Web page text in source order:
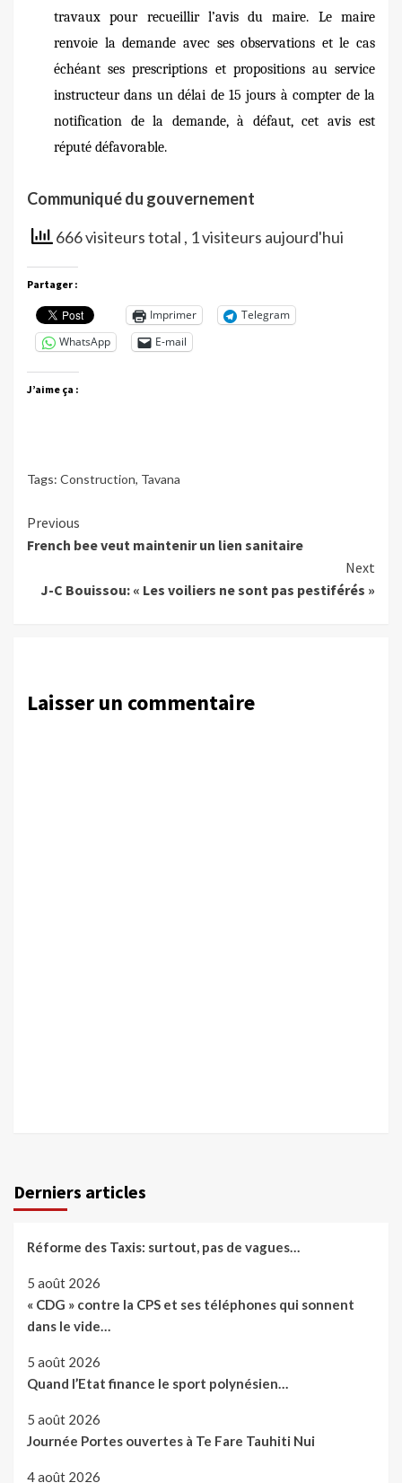
travaux pour recueillir l’avis du maire. Le maire
renvoie la demande avec ses observations et le cas
échéant ses prescriptions et propositions au service
instructeur dans un délai de 15 jours à compter de la
notification de la demande, à défaut, cet avis est
réputé défavorable.
Communiqué du gouvernement
666 visiteurs total , 1 visiteurs aujourd'hui
Partager :
Imprimer
Telegram
WhatsApp
E-mail
J’aime ça :
Tags: Construction, Tavana
Continue
Reading
Previous
French bee veut maintenir un lien sanitaire
Next
J-C Bouissou: « Les voiliers ne sont pas pestiférés »
Laisser un commentaire
Derniers articles
Réforme des Taxis: surtout, pas de vagues…
5 août 2026
« CDG » contre la CPS et ses téléphones qui sonnent
dans le vide…
5 août 2026
Quand l’Etat finance le sport polynésien…
5 août 2026
Journée Portes ouvertes à Te Fare Tauhiti Nui
4 août 2026